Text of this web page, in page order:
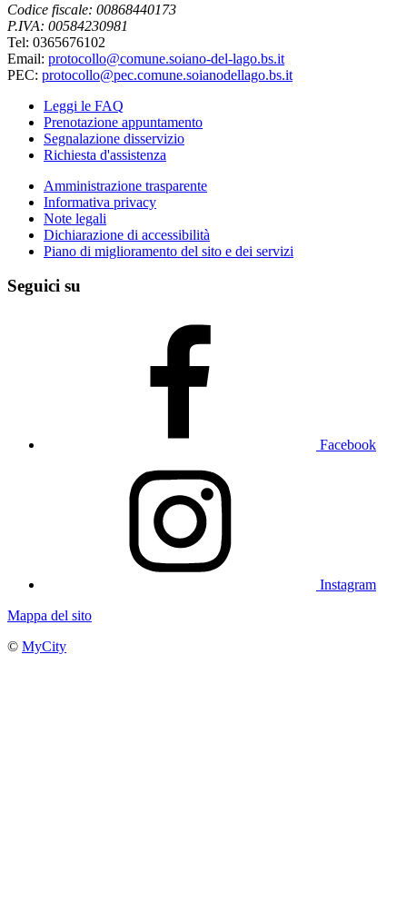
Codice fiscale: 00868440173
P.IVA: 00584230981
Tel: 0365676102
Email: protocollo@comune.soiano-del-lago.bs.it
PEC: protocollo@pec.comune.soianodellago.bs.it
Leggi le FAQ
Prenotazione appuntamento
Segnalazione disservizio
Richiesta d'assistenza
Amministrazione trasparente
Informativa privacy
Note legali
Dichiarazione di accessibilità
Piano di miglioramento del sito e dei servizi
Seguici su
Facebook
Instagram
Mappa del sito
© MyCity